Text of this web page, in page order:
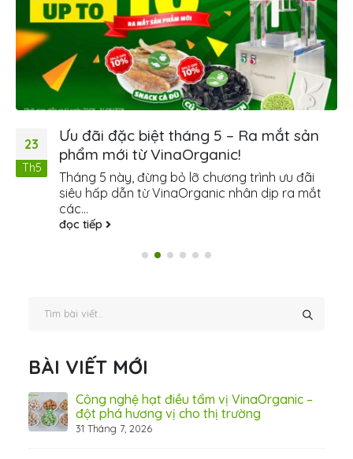
23
Th5
Ưu đãi đặc biệt tháng 5 – Ra mắt sản
phẩm mới từ VinaOrganic!
Tháng 5 này, đừng bỏ lỡ chương trình ưu đãi
siêu hấp dẫn từ VinaOrganic nhân dịp ra mắt
các...
đọc tiếp
BÀI VIẾT MỚI
Công nghệ hạt điều tẩm vị VinaOrganic –
đột phá hương vị cho thị trường
31 Tháng 7, 2026